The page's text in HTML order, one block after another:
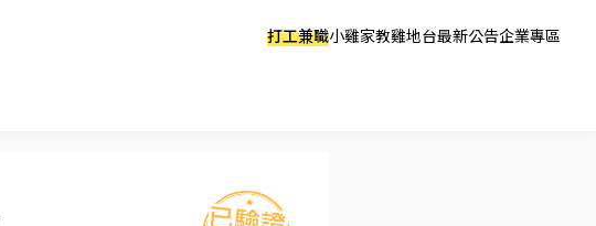
打工兼職小雞家教雞地台最新公告企業專區